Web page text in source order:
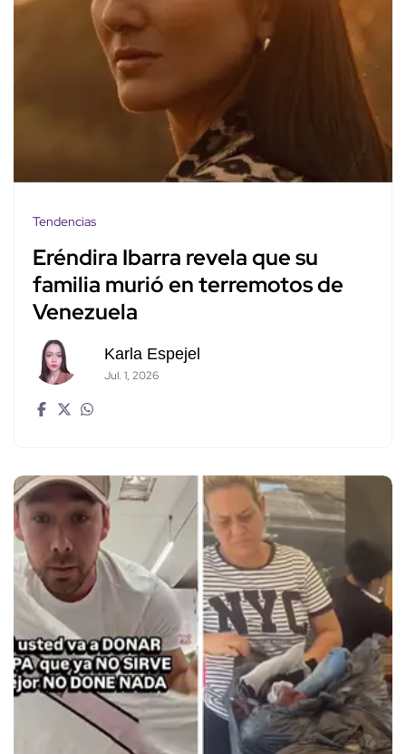
Tendencias
Eréndira Ibarra revela que su
familia murió en terremotos de
Venezuela
Karla Espejel
Jul. 1, 2026